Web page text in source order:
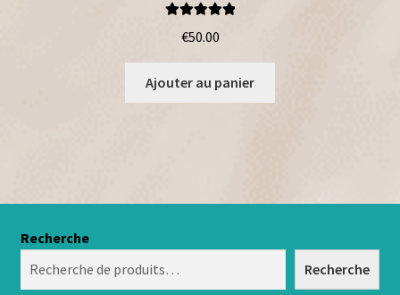
€50.00
Ajouter au panier
Recherche
Recherche